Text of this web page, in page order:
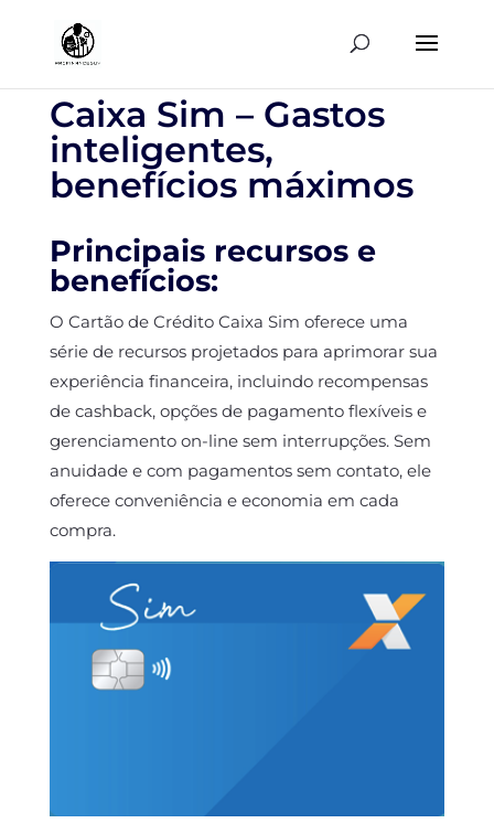
Caixa Sim – Gastos
inteligentes,
benefícios máximos
Principais recursos e
benefícios:
O Cartão de Crédito Caixa Sim oferece uma
série de recursos projetados para aprimorar sua
experiência financeira, incluindo recompensas
de cashback, opções de pagamento flexíveis e
gerenciamento on-line sem interrupções. Sem
anuidade e com pagamentos sem contato, ele
oferece conveniência e economia em cada
compra.